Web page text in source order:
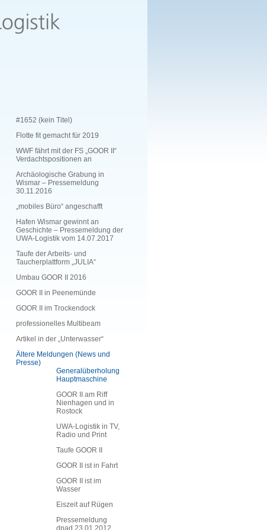
#1652 (kein Titel)
Flotte fit gemacht für 2019
WWF fährt mit der FS „GOOR II“
Verdachtspositionen an
Archäologische Grabung in
Wismar – Pressemeldung
30.11.2016
„mobiles Büro“ angeschafft
Hafen Wismar gewinnt an
Geschichte – Pressemeldung der
UWA-Logistik vom 14.07.2017
Taufe der Arbeits- und
Taucherplattform „JULIA“
Umbau GOOR II 2016
GOOR II in Peenemünde
GOOR II im Trockendock
professionelles Multibeam
Artikel in der „Unterwasser“
Ältere Meldungen (News und
Presse)
Generalüberholung
Hauptmaschine
GOOR II am Riff
Nienhagen und in
Rostock
UWA-Logistik in TV,
Radio und Print
Taufe GOOR II
GOOR II ist in Fahrt
GOOR II ist im
Wasser
Eiszeit auf Rügen
Pressemeldung
dpad 23.01.2012